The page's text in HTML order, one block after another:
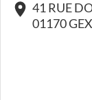
41 RUE
01170 GEX